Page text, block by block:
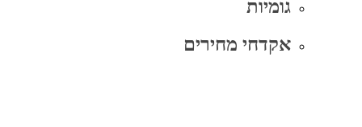
גומיות
אקדחי מחירים